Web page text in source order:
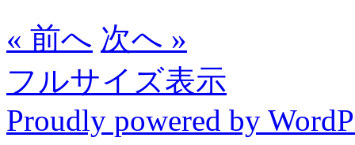
« 前へ 次へ »
フルサイズ表示
Proudly powered by